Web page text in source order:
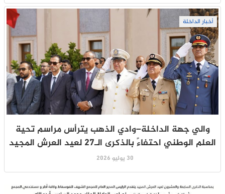
أخبار الداخلة
والي جهة الداخلة–وادي الذهب يترأس مراسم تحية
العلم الوطني احتفاءً بالذكرى الـ27 لعيد العرش المجيد
30 يوليو 2026